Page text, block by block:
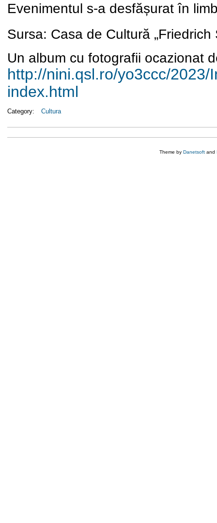
Evenimentul s-a desfășurat în
Sursa: Casa de Cultură „Friedrich
Un album cu fotografii ocazionat
http://nini.qsl.ro/yo3ccc/2023/
index.html
Category: Cultura
Theme by Danetsoft and